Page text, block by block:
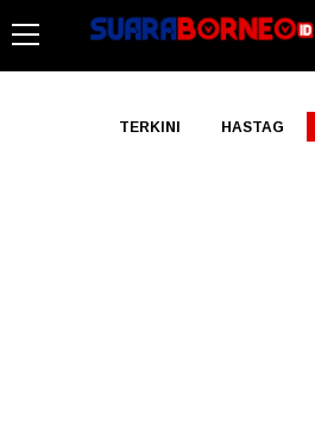
TERKINI HASTAG